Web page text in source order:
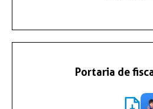
Portaria de